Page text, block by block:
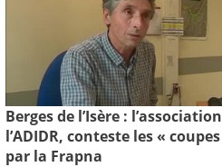
Berges de l’Isère :
l’ADIDR, conteste les «
par la Frapna